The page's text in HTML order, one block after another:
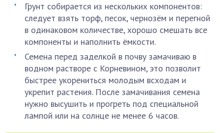
Грунт собирается из нескольких компонентов:
следует взять торф, песок, чернозём и перегной
в одинаковом количестве, хорошо смешать все
компоненты и наполнить ёмкости.
Семена перед заделкой в почву замачиваю в
водном растворе с Корневином, это позволит
быстрее укорениться молодым всходам и
укрепит растения. После замачивания семена
нужно высушить и прогреть под специальной
лампой или на солнце не менее 6 часов.